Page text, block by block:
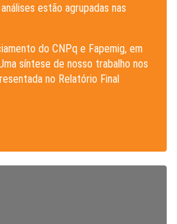
estão agrupadas nas
do CNPq e Fapemig, em
síntese de nosso trabalho nos
no Relatório Final